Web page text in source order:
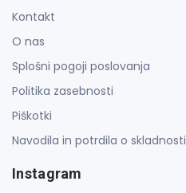
Kontakt
O nas
Splošni pogoji poslovanja
Politika zasebnosti
Piškotki
Navodila in potrdila o skladnosti
Instagram